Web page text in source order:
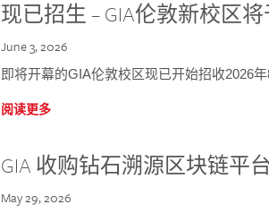
现已招生 – GIA伦敦新校区
June 3, 2026
即将开幕的GIA伦敦校区现已开始招收2026年
阅读更多
GIA 收购钻石溯源区块链平
May 29, 2026